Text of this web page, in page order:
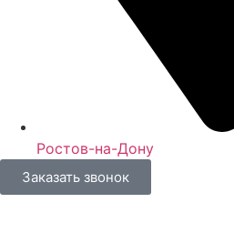
Ростов-на-Дону
Заказать звонок